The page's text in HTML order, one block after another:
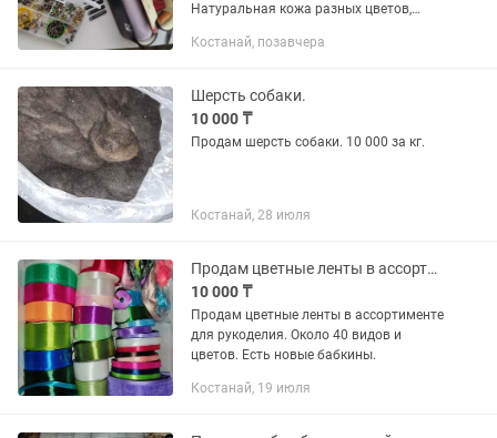
Натуральная кожа разных цветов,
Если Вы творческая личность хотите
Костанай, позавчера
Шерсть собаки.
10 000 ₸
Продам шерсть собаки. 10 000 за кг.
Костанай, 28 июля
Продам цветные ленты в ассортименте для рукоделия
10 000 ₸
Продам цветные ленты в ассортименте
для рукоделия. Около 40 видов и
цветов. Есть новые бабкины.
Костанай, 19 июля